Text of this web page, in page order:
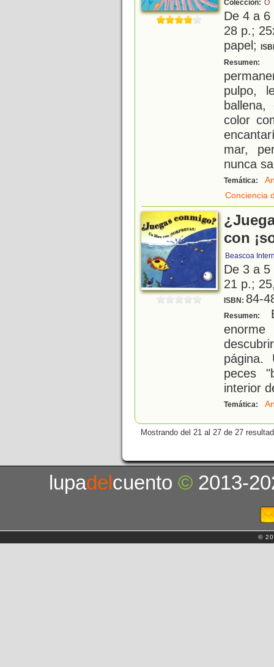
Colección: O
De 4 a
28 p.;
papel;
Resumen:
pulpo,
color
mar,
nunca
Temática:
Conciencia
con
Beascoa
De 3 a
21 p.;
ISBN: 84-
Resumen:
enorme
página.
peces
interior
Temática:
Mostrando del 21 al 27 de 27
lupadelcuento© 2013-
©